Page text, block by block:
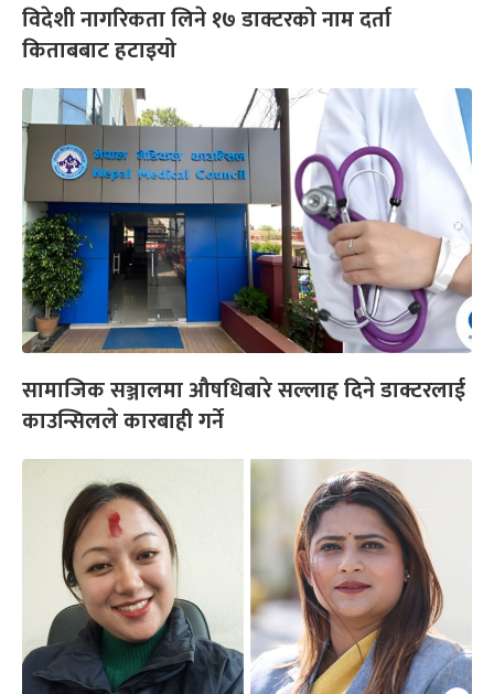
विदेशी नागरिकता लिने १७ डाक्टरको नाम दर्ता
किताबबाट हटाइयो
सामाजिक सञ्जालमा औषधिबारे सल्लाह दिने डाक्टरलाई
काउन्सिलले कारबाही गर्ने